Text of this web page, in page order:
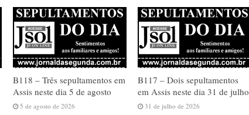
B118 – Três sepultamentos em
Assis neste dia 5 de agosto
5 de agosto de 2026
B117 – Dois sepultamentos
em Assis neste dia 31 de julho
31 de julho de 2026